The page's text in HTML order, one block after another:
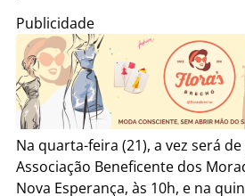
Publicidade
Na quarta-feira (21), a vez será
Associação Beneficente dos
Nova Esperança, às 10h, e na